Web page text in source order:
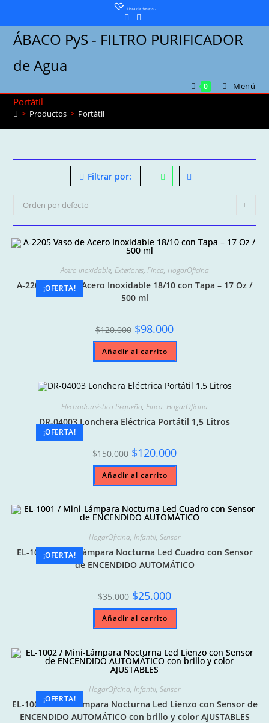
contenido
Lista de deseos -
ÁBACO PyS - FILTRO PURIFICADOR
de Agua
0 Menú
Portátil
> Productos > Portátil
Filtrar por:
Orden por defecto
¡OFERTA!
Acero Inoxidable, Exteriores, Finca, HogarOficina
A-2205 Vaso de Acero Inoxidable 18/10 con Tapa – 17 Oz /
500 ml
$120.000 Original
price
was:
$120.000.
$98.000Current
is:
Añadir al carrito
¡OFERTA!
Electrodoméstico Pequeño, Finca, HogarOficina
DR-04003 Lonchera Eléctrica Portátil 1,5 Litros
$150.000 Original
price
was:
$150.000.
$120.000Current
is:
Añadir al carrito
¡OFERTA!
HogarOficina, Infantil, Sensor
EL-1001 / Mini-Lámpara Nocturna Led Cuadro con Sensor
de ENCENDIDO AUTOMÁTICO
$35.000 Original
price
was:
$35.000.
$25.000Current
is:
Añadir al carrito
¡OFERTA!
HogarOficina, Infantil, Sensor
EL-1002 / Mini-Lámpara Nocturna Led Lienzo con Sensor de
ENCENDIDO AUTOMÁTICO con brillo y color AJUSTABLES